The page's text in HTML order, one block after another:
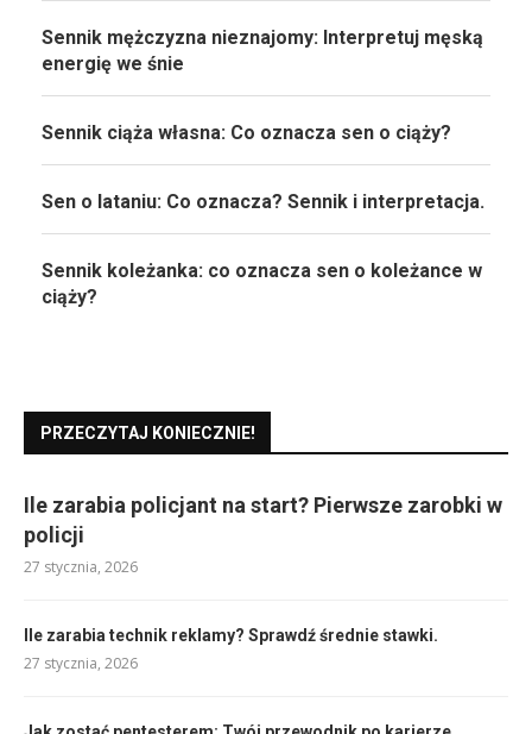
Sennik mężczyzna nieznajomy: Interpretuj męską
energię we śnie
Sennik ciąża własna: Co oznacza sen o ciąży?
Sen o lataniu: Co oznacza? Sennik i interpretacja.
Sennik koleżanka: co oznacza sen o koleżance w
ciąży?
PRZECZYTAJ KONIECZNIE!
Ile zarabia policjant na start? Pierwsze zarobki w
policji
27 stycznia, 2026
Ile zarabia technik reklamy? Sprawdź średnie stawki.
27 stycznia, 2026